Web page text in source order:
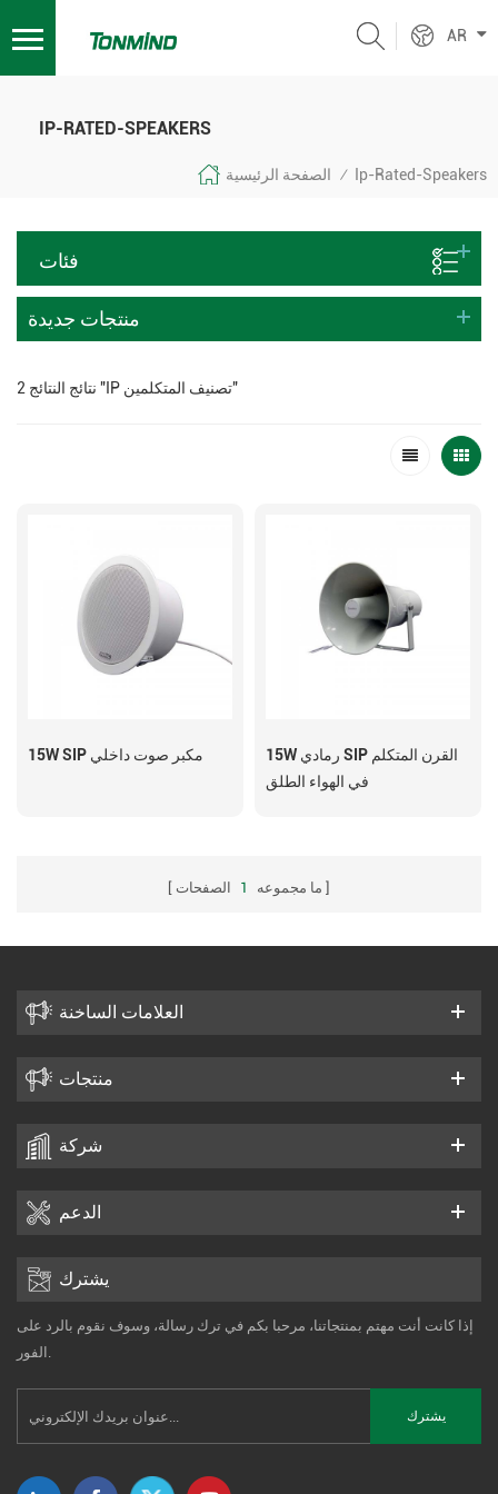
AR
IP-RATED-SPEAKERS
الصفحة الرئيسية / Ip-Rated-Speakers
فئات
منتجات جديدة
2 نتائج النتائج "IP تصنيف المتكلمين"
15W SIP مكبر صوت داخلي
15W رمادي SIP القرن المتكلم
في الهواء الطلق
ما مجموعه 1 الصفحات
العلامات الساخنة
منتجات
شركة
الدعم
يشترك
إذا كانت أنت مهتم بمنتجاتنا، مرحبا بكم في ترك رسالة، وسوف نقوم بالرد على
الفور.